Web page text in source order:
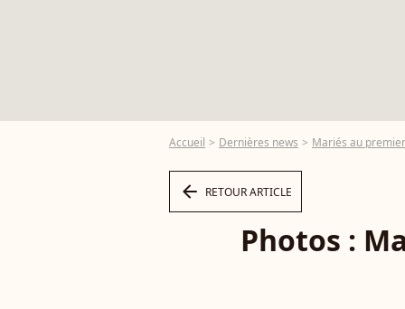
Accueil Dernières news Mariés au
arrow_left RETOUR ARTICLE
Photos :